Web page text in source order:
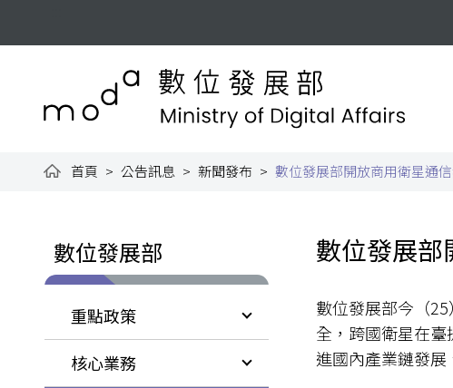
數位發展部全球資訊網
首頁 公告訊息 新聞發布 數位發展部開放商用衛星通
數位發展部
重點政策
核心業務
數位發展
數位發展部今（
全，跨國衛星在
進國內產業鏈發